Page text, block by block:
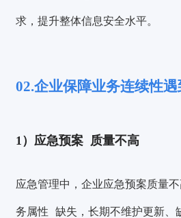
求，提升整体信息安全水平。
02.企业保障业务连续性
1）应急预案 质量不高
应急管理中，企业应急预案质量不
务属性 缺失，长期不维护更新、